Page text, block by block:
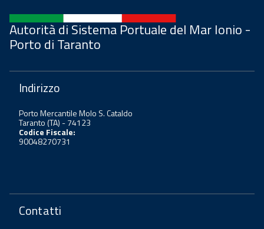
Autorità di Sistema Portuale del Mar Ionio -
Porto di Taranto
Indirizzo
Porto Mercantile Molo S. Cataldo
Taranto (TA) - 74123
Codice Fiscale:
90048270731
Contatti